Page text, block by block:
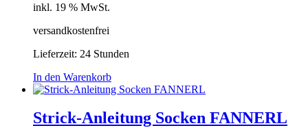
inkl. 19 % MwSt.
versandkostenfrei
Lieferzeit: 24 Stunden
In den Warenkorb
Strick-Anleitung Socken FANNERL